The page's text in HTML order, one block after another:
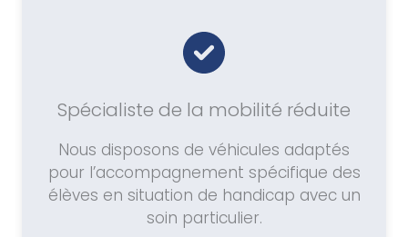
Spécialiste de la mobilité réduite
Nous disposons de véhicules adaptés
pour l’accompagnement spécifique des
élèves en situation de handicap avec un
soin particulier.